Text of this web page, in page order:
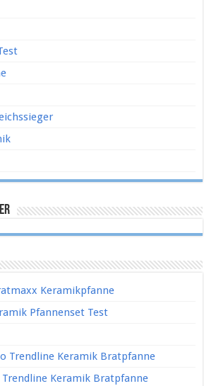
Keramikpfanne
Pfannenset Test
Trendline Keramik Bratpfanne
Keramik Bratpfanne